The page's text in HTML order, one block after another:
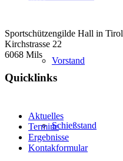
Vorstand
Schießstand
Sportschützengilde Hall in Tirol
Kirchstrasse 22
6068 Mils
Quicklinks
Aktuelles
Termine
Ergebnisse
Kontakformular